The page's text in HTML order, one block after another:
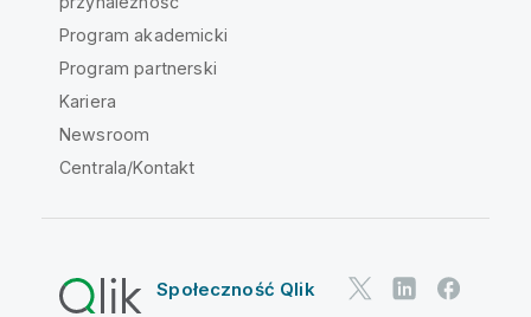
Program akademicki
Program partnerski
Kariera
Newsroom
Centrala/Kontakt
Społeczność Qlik